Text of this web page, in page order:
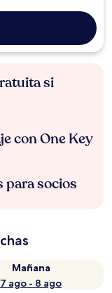
si
con One Key
para socios
Mañana
7 ago - 8 ago